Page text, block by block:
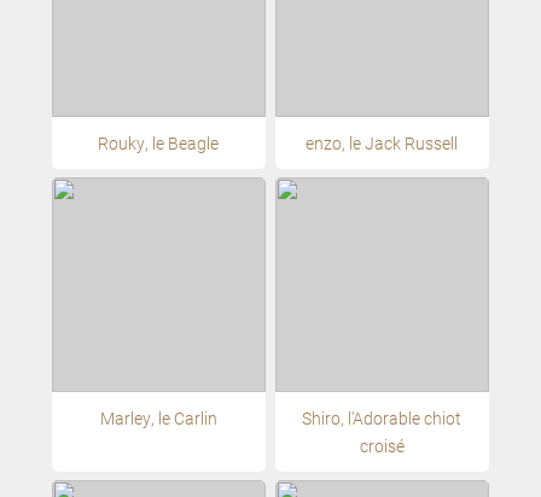
Rouky, le Beagle enzo, le Jack Russell
Marley, le Carlin
Shiro, l'Adorable chiot
croisé